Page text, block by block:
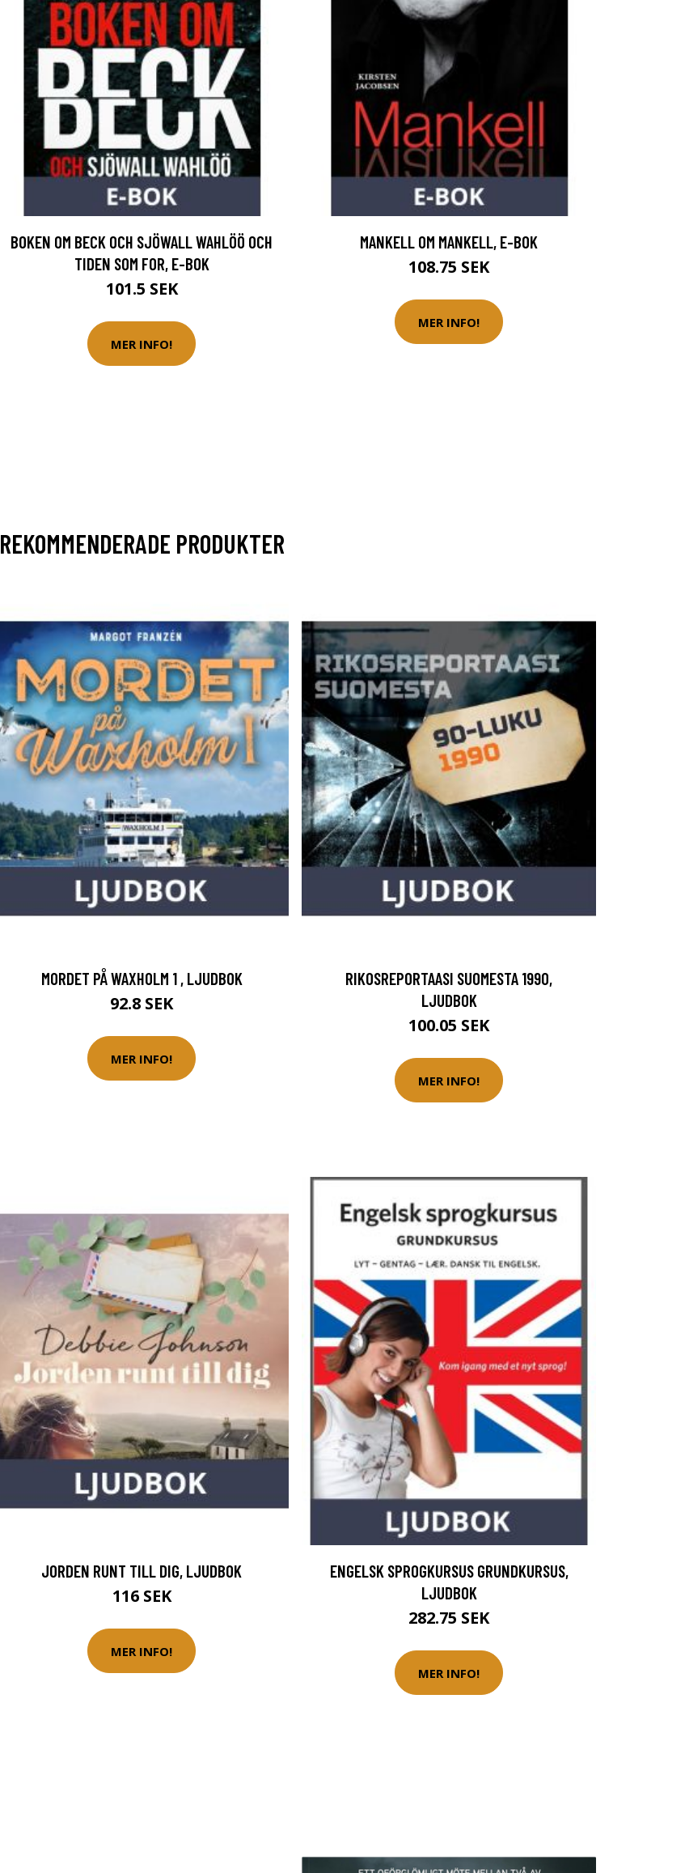
BOKEN OM BECK OCH SJÖWALL WAHLÖÖ OCH
TIDEN SOM FOR, E-BOK
101.5 SEK
MER INFO!
MANKELL OM MANKELL, E-BOK
108.75 SEK
MER INFO!
REKOMMENDERADE PRODUKTER
MORDET PÅ WAXHOLM 1 , LJUDBOK
92.8 SEK
MER INFO!
RIKOSREPORTAASI SUOMESTA 1990,
LJUDBOK
100.05 SEK
MER INFO!
JORDEN RUNT TILL DIG, LJUDBOK
116 SEK
MER INFO!
ENGELSK SPROGKURSUS GRUNDKURSUS,
LJUDBOK
282.75 SEK
MER INFO!